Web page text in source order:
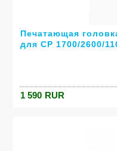
Печатающая
для СР 1700/2600/
1 590 RUR